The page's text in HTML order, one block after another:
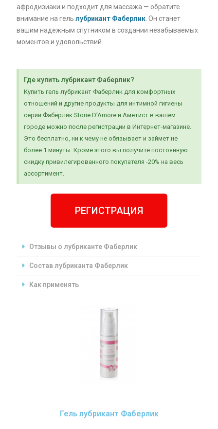
афродизиаки и подходит для массажа — обратите
внимание на гель лубрикант Фаберлик . Он станет
вашим надежным спутником в создании незабываемых
моментов и удовольствий.
Где купить лубрикант Фаберлик?
Купить гель лубрикант Фаберлик для комфортных
отношений и другие продукты для интимной гигиены
серии Фаберлик Storie D’Amore и Аметист в вашем
городе можно после регистрации в Интернет-магазине.
Это бесплатно, ни к чему не обязывает и займет не
более 1 минуты. Кроме этого вы получите постоянную
скидку привилегированного покупателя -20% на весь
ассортимент.
РЕГИСТРАЦИЯ
Отзывы о лубриканте Фаберлик
Состав лубриканта Фаберлик
Как применять
Гель лубрикант Фаберлик